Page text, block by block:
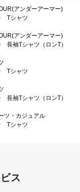
アンダーアーマー)
Tシャツ
アンダーアーマー)
長袖Tシャツ（ロンT）
Tシャツ
長袖Tシャツ（ロンT）
ツ・カジュアル
Tシャツ
ス